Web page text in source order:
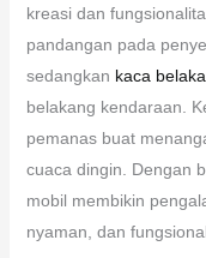
kreasi dan
pandangan pada
sedangkan kaca
belakang kendaraan.
pemanas buat
cuaca dingin. Dengan
mobil membikin
nyaman, dan fungsional.